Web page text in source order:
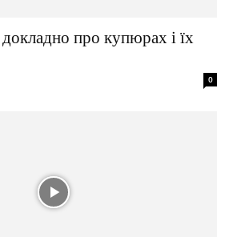
докладно про купюрах і їх
0